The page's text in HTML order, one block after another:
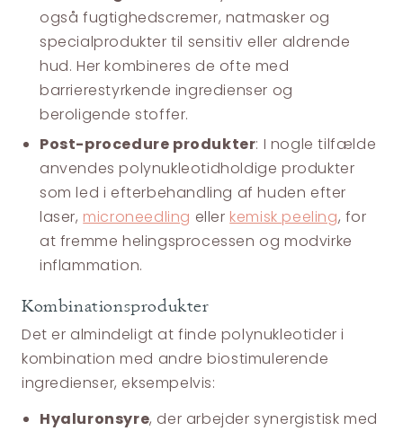
også fugtighedscremer, natmasker og
specialprodukter til sensitiv eller aldrende
hud. Her kombineres de ofte med
barrierestyrkende ingredienser og
beroligende stoffer.
Post-procedure produkter: I nogle tilfælde
anvendes polynukleotidholdige produkter
som led i efterbehandling af huden efter
laser, microneedling eller kemisk peeling, for
at fremme helingsprocessen og modvirke
inflammation.
Kombinationsprodukter
Det er almindeligt at finde polynukleotider i
kombination med andre biostimulerende
ingredienser, eksempelvis:
Hyaluronsyre, der arbejder synergistisk med